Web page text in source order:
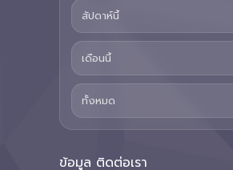
สัปดาห์นี้
เดือนนี้
ทั้งหมด
ข้อมูล ติดต่อเรา